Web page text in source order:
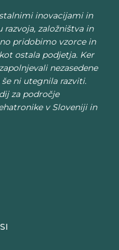
inovacijami in
založništva in
pridobimo vzorce in
ostala podjetja. Ker
nezasedene
ni utegnila razviti.
za področje
v Sloveniji in